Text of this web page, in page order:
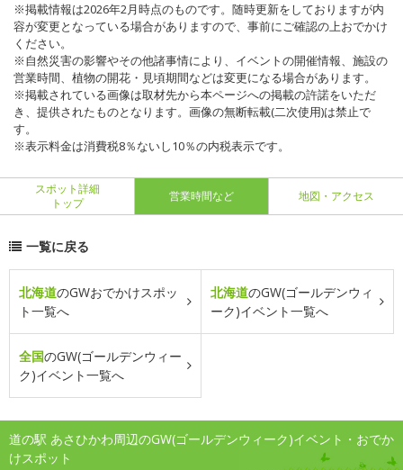
※掲載情報は2026年2月時点のものです。随時更新をしておりますが内
容が変更となっている場合がありますので、事前にご確認の上おでかけ
ください。
※自然災害の影響やその他諸事情により、イベントの開催情報、施設の
営業時間、植物の開花・見頃期間などは変更になる場合があります。
※掲載されている画像は取材先から本ページへの掲載の許諾をいただ
き、提供されたものとなります。画像の無断転載(二次使用)は禁止で
す。
※表示料金は消費税8％ないし10％の内税表示です。
スポット詳細
トップ
営業時間など 地図・アクセス
一覧に戻る
北海道のGWおでかけスポッ
ト一覧へ
北海道のGW(ゴールデンウィ
ーク)イベント一覧へ
全国のGW(ゴールデンウィー
ク)イベント一覧へ
道の駅 あさひかわ周辺のGW(ゴールデンウィーク)イベント・おでか
けスポット